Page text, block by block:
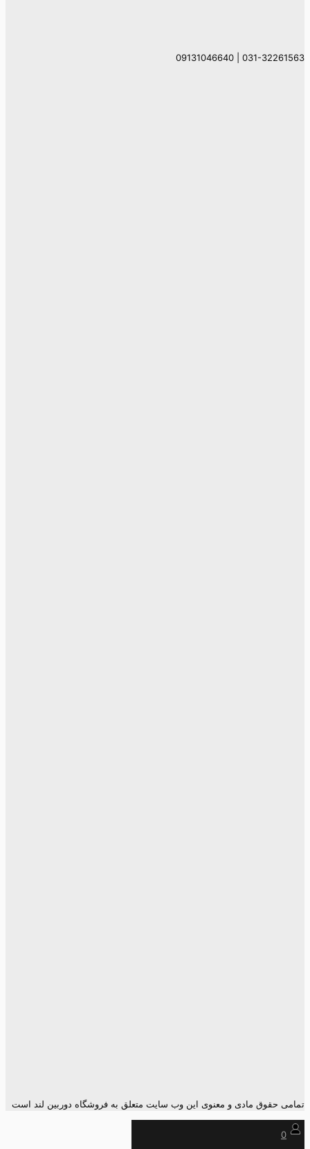
031-32261563 | 09131046640
تمامی حقوق مادی و معنوی این وب سایت متعلق به فروشگاه دوربین لند است
0